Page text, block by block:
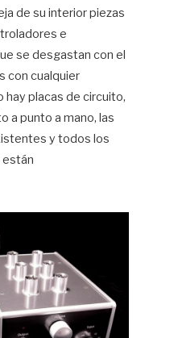
de su interior piezas
e
se desgastan con el
con cualquier
placas de circuito,
a punto a mano, las
y todos los